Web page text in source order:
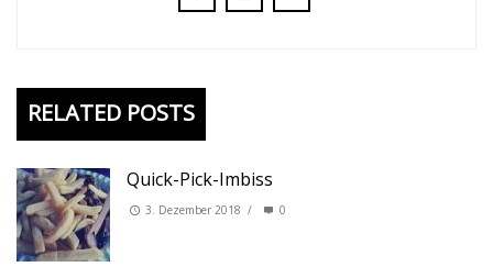
RELATED POSTS
Quick-Pick-Imbiss
3. Dezember 2018 / 0